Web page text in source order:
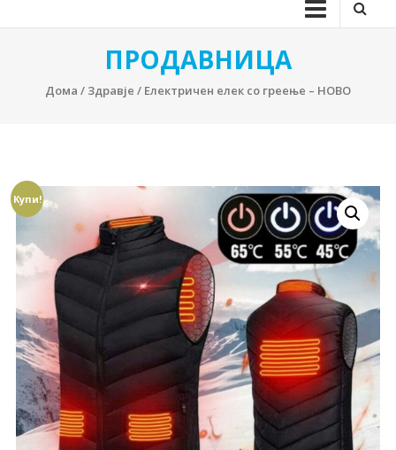
ПРОДАВНИЦА
Дома / Здравје / Електричен елек со греење – НОВО
Купи!